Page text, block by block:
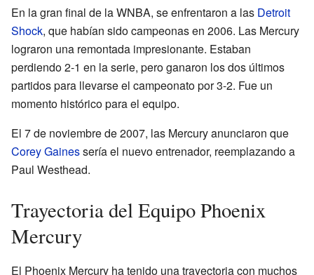
En la gran final de la WNBA, se enfrentaron a las Detroit
Shock, que habían sido campeonas en 2006. Las Mercury
lograron una remontada impresionante. Estaban
perdiendo 2-1 en la serie, pero ganaron los dos últimos
partidos para llevarse el campeonato por 3-2. Fue un
momento histórico para el equipo.
El 7 de noviembre de 2007, las Mercury anunciaron que
Corey Gainessería el nuevo entrenador, reemplazando a
Paul Westhead.
Trayectoria del Equipo Phoenix
Mercury
El Phoenix Mercury ha tenido una trayectoria con muchos